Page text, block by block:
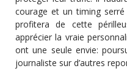
courage et un timing
profitera de cette
apprécier la vraie
ont une seule envie:
journaliste sur d’autres